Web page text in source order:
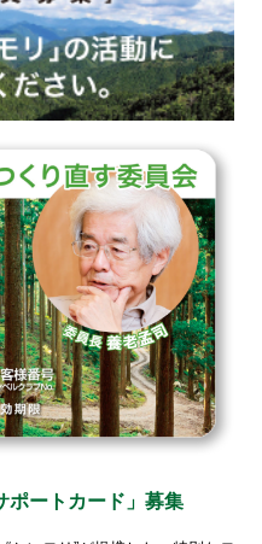
ポートカード」募集